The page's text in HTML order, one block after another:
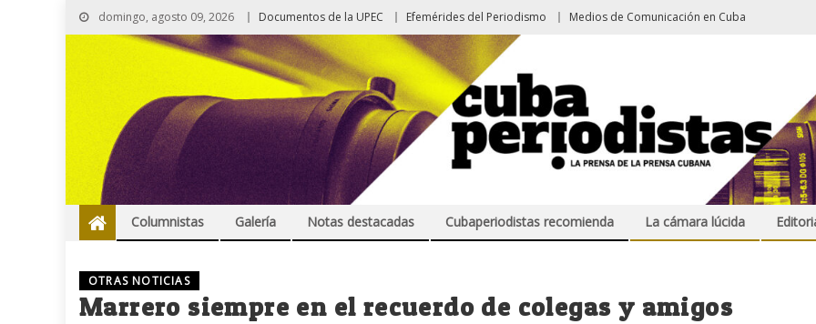
domingo, agosto 09, 2026 Documentos de la UPEC Efemérides del Periodismo Medios de Comunicación en Cuba
Columnistas Galería Notas destacadas Cubaperiodistas recomienda La cámara lúcida
OTRAS NOTICIAS
Marrero siempre en el recuerdo de colegas y amigos